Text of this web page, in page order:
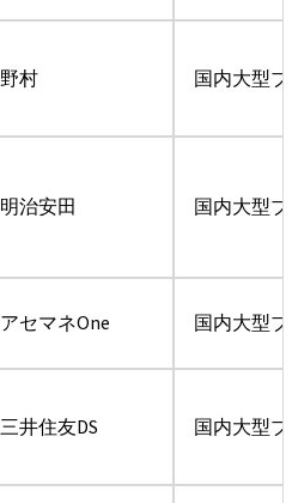
野村 国内大型
明治安田 国内大型
アセマネOne 国内大型
三井住友DS 国内大型